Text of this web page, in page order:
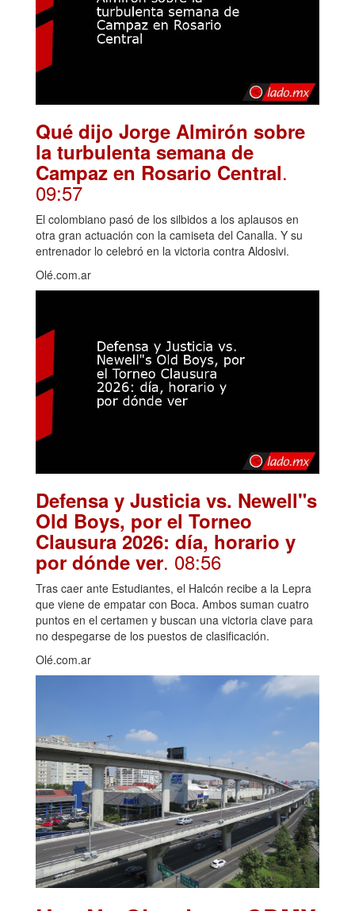
Qué dijo Jorge Almirón sobre
la turbulenta semana de
Campaz en Rosario Central.
09:57
El colombiano pasó de los silbidos a los aplausos en
otra gran actuación con la camiseta del Canalla. Y su
entrenador lo celebró en la victoria contra Aldosivi.
Olé.com.ar
Defensa y Justicia vs. Newell"s
Old Boys, por el Torneo
Clausura 2026: día, horario y
por dónde ver. 08:56
Tras caer ante Estudiantes, el Halcón recibe a la Lepra
que viene de empatar con Boca. Ambos suman cuatro
puntos en el certamen y buscan una victoria clave para
no despegarse de los puestos de clasificación.
Olé.com.ar